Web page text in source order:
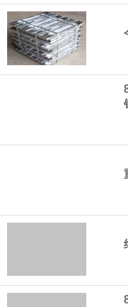
据CME“美联储
计加息25个基点
为31%，累计
中国物流与采
连续两个月运
节性气候和极
月份中国仓储
运行在扩张区间